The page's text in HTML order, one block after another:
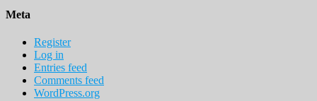
Meta
Register
Log in
Entries feed
Comments feed
WordPress.org